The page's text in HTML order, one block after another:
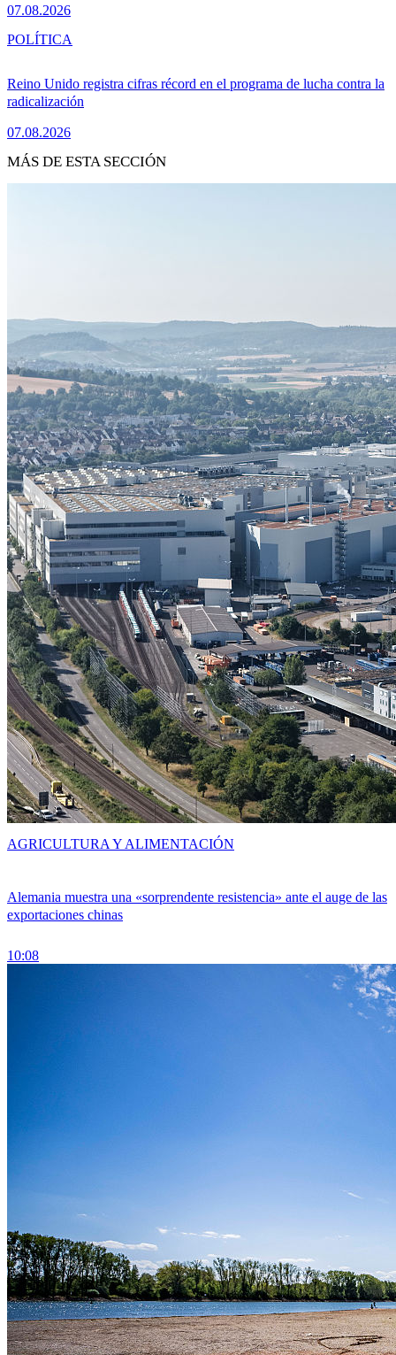
07.08.2026
Reino Unido registra cifras récord en el programa de lucha contra la
radicalización
07.08.2026
POLÍTICA
MÁS DE ESTA SECCIÓN
Alemania muestra una «sorprendente resistencia» ante el auge de las
exportaciones chinas
10:08
AGRICULTURA Y ALIMENTACIÓN